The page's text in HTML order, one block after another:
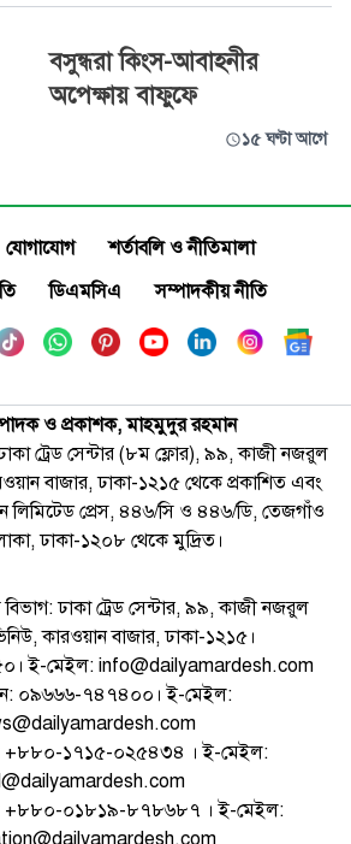
বসুন্ধরা কিংস-আবাহনীর
অপেক্ষায় বাফুফে
১৫ ঘণ্টা আগে
যোগাযোগ
শর্তাবলি ও নীতিমালা
ডিএমসিএ সম্পাদকীয় নীতি
ও প্রকাশক, মাহমুদুর রহমান
ট্রেড সেন্টার (৮ম ফ্লোর), ৯৯, কাজী নজরুল
বাজার, ঢাকা-১২১৫ থেকে প্রকাশিত এবং
লিমিটেড প্রেস, ৪৪৬/সি ও ৪৪৬/ডি, তেজগাঁও
ঢাকা-১২০৮ থেকে মুদ্রিত।
ঢাকা ট্রেড সেন্টার, ৯৯, কাজী নজরুল
কারওয়ান বাজার, ঢাকা-১২১৫।
ই-মেইল: info@dailyamardesh.com
০৯৬৬৬-৭৪৭৪০০। ই-মেইল:
+৮৮০-১৭১৫-০২৫৪৩৪ । ই-মেইল:
+৮৮০-০১৮১৯-৮৭৮৬৮৭ । ই-মেইল: